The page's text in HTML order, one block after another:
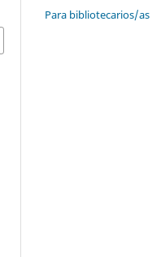
Para bibliotecarios/as